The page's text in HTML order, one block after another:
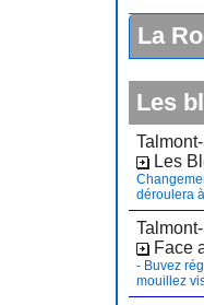
La
Les
Les
déroulera à
Face
- Buvez
mouillez